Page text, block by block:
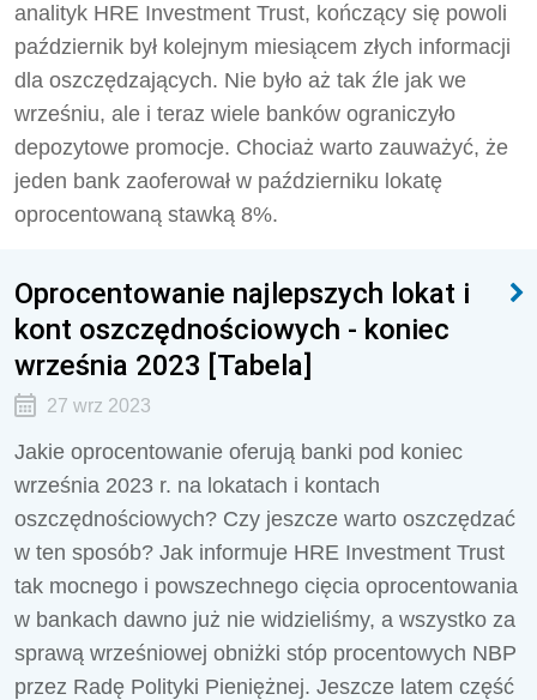
analityk HRE Investment Trust, kończący się powoli
październik był kolejnym miesiącem złych informacji
dla oszczędzających. Nie było aż tak źle jak we
wrześniu, ale i teraz wiele banków ograniczyło
depozytowe promocje. Chociaż warto zauważyć, że
jeden bank zaoferował w październiku lokatę
oprocentowaną stawką 8%.
Oprocentowanie najlepszych lokat i
kont oszczędnościowych - koniec
września 2023 [Tabela]
27 wrz 2023
Jakie oprocentowanie oferują banki pod koniec
września 2023 r. na lokatach i kontach
oszczędnościowych? Czy jeszcze warto oszczędzać
w ten sposób? Jak informuje HRE Investment Trust
tak mocnego i powszechnego cięcia oprocentowania
w bankach dawno już nie widzieliśmy, a wszystko za
sprawą wrześniowej obniżki stóp procentowych NBP
przez Radę Polityki Pieniężnej. Jeszcze latem część